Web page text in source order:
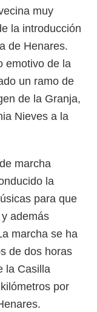
muy
la introducción
de Henares.
emotivo de la
un ramo de
de la Granja,
Nieves a la
marcha
la
para que
además
marcha se ha
de dos horas
la Casilla
por